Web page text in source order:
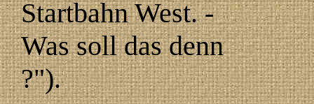
Startbahn West. -
Was soll das denn
?").